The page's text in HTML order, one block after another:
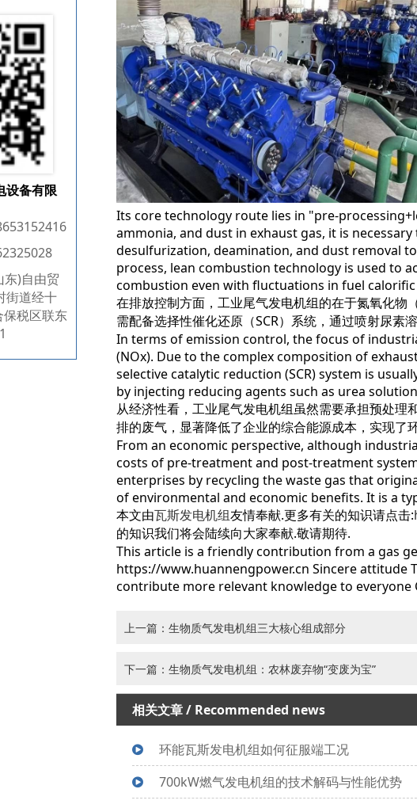
设备有限
东)自由贸
街道经十
税区联东
Its core technology route lies in "pre-
ammonia, and dust in exhaust gas, it is
desulfurization, deamination, and dust removal
process, lean combustion technology is used to
combustion even with fluctuations in fuel
在排放控制方面，工业尾气发电机组的在于氮氧化物
需配备选择性催化还原（SCR）系统，通过喷射尿素
In terms of emission control, the focus of
(NOx). Due to the complex composition of
selective catalytic reduction (SCR) system is
by injecting reducing agents such as urea
从经济性看，工业尾气发电机组虽然需要承担预处理
排的废气，显著降低了企业的综合能源成本，实现了
From an economic perspective, although
costs of pre-treatment and post-treatment
enterprises by recycling the waste gas that
of environmental and economic benefits. It is a
本文由瓦斯发电机组友情奉献.更多有关的知识请点击:
的知识我们将会陆续向大家奉献.敬请期待.
This article is a friendly contribution from a gas
https://www.huannengpower.cn Sincere attitude
contribute more relevant knowledge to everyone
上一篇：生物质气发电机组三大核心组成部分
下一篇：生物质气发电机组：农林废弃物“变废为宝”
相关文章/ Recommended news
环能瓦斯发电机组如何征服端工况
700kW燃气发电机组的技术解码与性能优势